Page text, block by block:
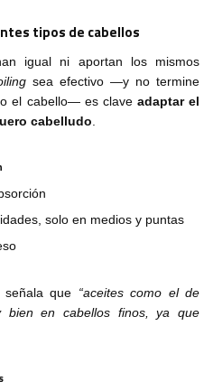
tipos de cabellos
igual ni aportan los mismos
sea efectivo —y no termine
el cabello— es clave adaptar el
cabelludo
solo en medios y puntas
, señala que “aceites como el de
bien en cabellos finos, ya que